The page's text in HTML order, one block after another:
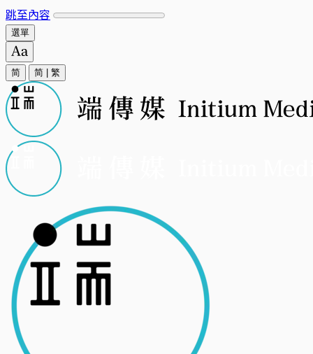
跳至內容
選單
简 简 繁